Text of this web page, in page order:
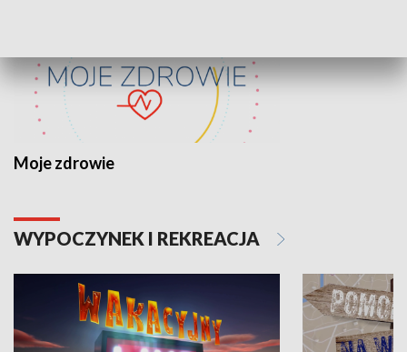
Moje zdrowie
WYPOCZYNEK I REKREACJA